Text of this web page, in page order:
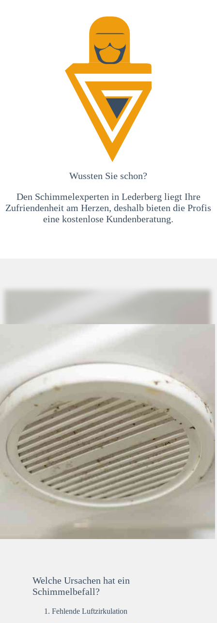
Wussten Sie schon?
Den Schimmelexperten in Lederberg liegt Ihre
Zufriendenheit am Herzen, deshalb bieten die Profis
eine kostenlose Kundenberatung.
Welche Ursachen hat ein
Schimmelbefall?
Fehlende Luftzirkulation